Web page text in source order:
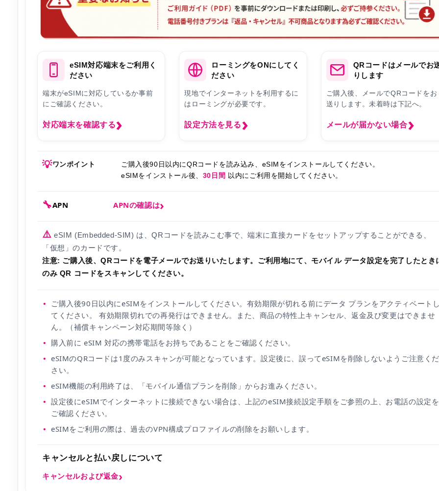
eSIM対応端末をご利用く
ださい
端末がeSIMに対応しているか事前
にご確認ください。
対応端末を確認する
ローミングをONにしてく
ださい
現地でインターネットを利用するに
はローミングが必要です。
設定方法を見る
QRコードはメールでお
りします
ご購入後、メールでQRコードをお
送りします。未着時は下記へ。
メールが届かない場合
💡ワンポイント
ご購入後90日以内にQRコードを読み込み、eSIMをインストールしてください。
eSIMをインストール後、 30日間 以内にご利用を開始してください。
🔧APN APNの確認は
⚠️ eSIM (Embedded-SIM) は、QRコードを読みこむ事で、端末に直接カードをセットアップすることができる、
「仮想」のカードです。
注意: ご購入後、QRコードを電子メールでお送りいたします。ご利用地にて、モバイル データ設定を完了したとき
のみ QR コードをスキャンしてください。
ご購入後90日以内にeSIMをインストールしてください。有効期限が切れる前にデータ プランをアクティベート
てください。 有効期限切れでの再発行はできません。また、商品の特性上キャンセル、返金及び変更はできませ
ん。（補償キャンペーン対応期間等除く）
購入前に eSIM 対応の携帯電話をお持ちであることをご確認ください。
eSIMのQRコードは1度のみスキャンが可能となっています。設定後に、誤ってeSIMを削除しないようご注意くだ
さい。
eSIM機能の利用終了は、「モバイル通信プランを削除」からお進みください。
設定後にeSIMでインターネットに接続できない場合は、上記のeSIM接続設定手順をご参照の上、お電話の設定を
ご確認ください。
eSIMをご利用の際は、過去のVPN構成プロファイルの削除をお願いします。
キャンセルと払い戻しについて
キャンセルおよび返金